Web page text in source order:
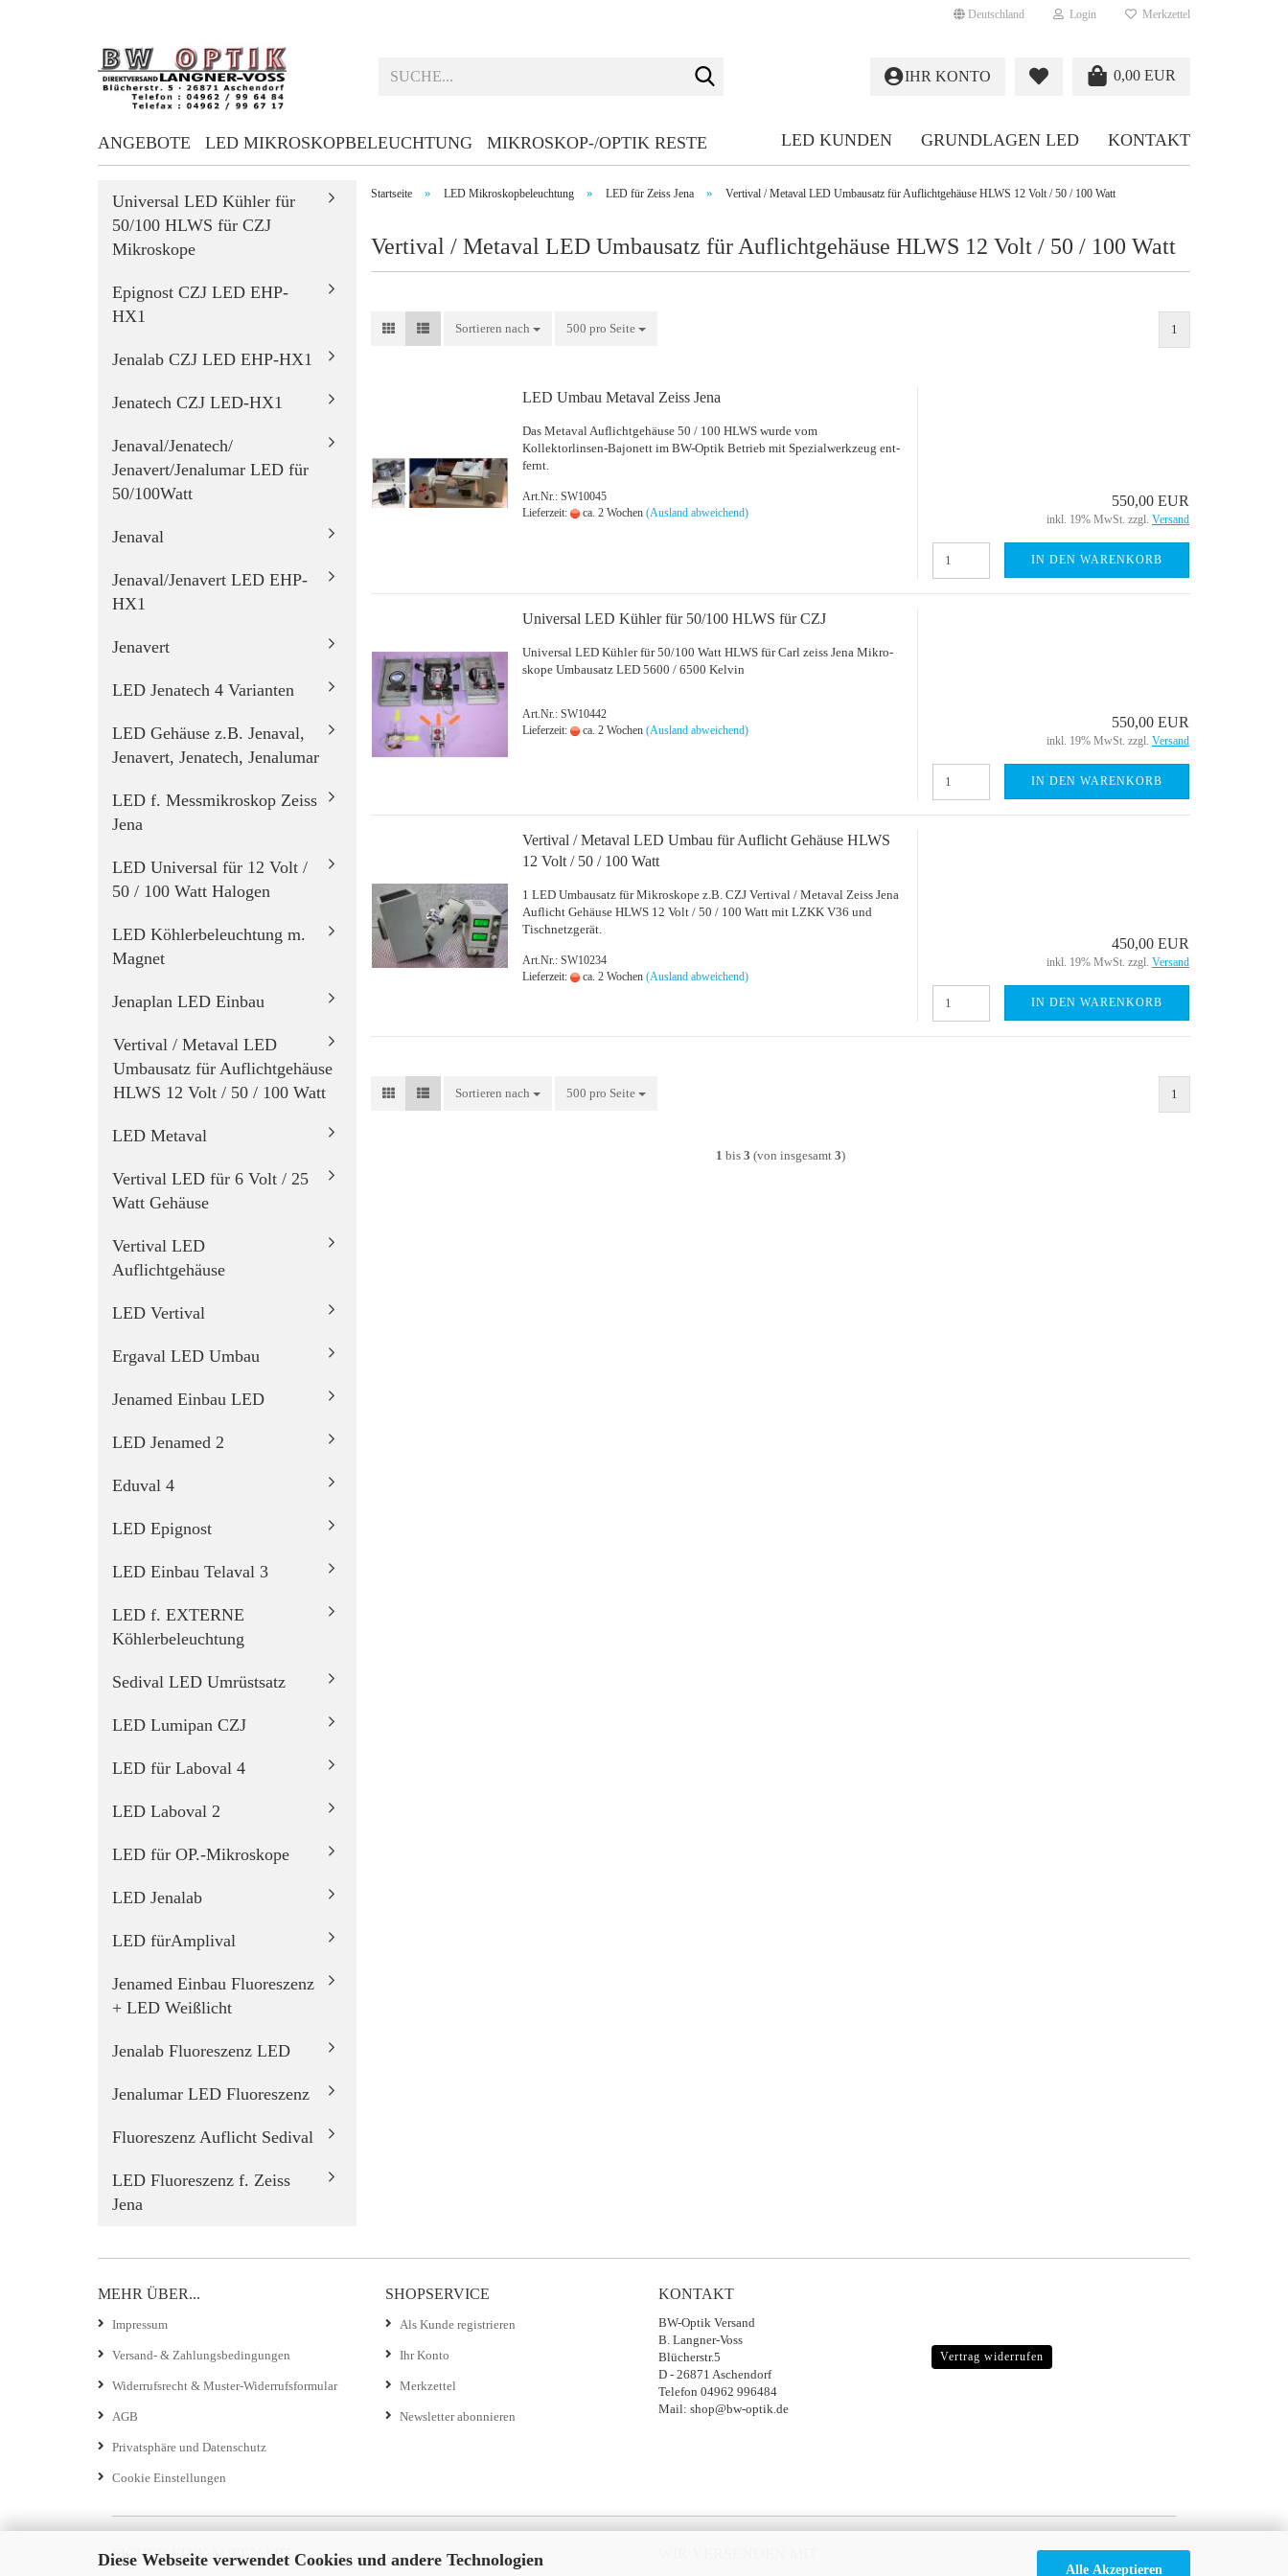
Diese Webseite verwendet Cookies und andere Technologien
Alle Akzeptieren
Deutschland Login Merkzettel
0,00 EUR
IHR KONTO
ANGEBOTE LED MIKROSKOPBELEUCHTUNG MIKROSKOP-/OPTIK RESTE LED KUNDEN GRUNDLAGEN LED KONTAKT
Startseite » LED Mikroskopbeleuchtung » LED für Zeiss Jena » Vertival / Metaval LED Umbausatz für Auflichtgehäuse HLWS 12 Volt / 50 / 100 Watt
Vertival / Metaval LED Umbausatz für Auflichtgehäuse HLWS 12 Volt / 50 / 100 Watt
Sortieren nach
Sortieren nach 500 pro Seite
pro Seite 1
LED Umbau Me­ta­val Zeiss Jena
Das Me­ta­val Auf­licht­ge­häu­se 50 / 100 HLWS wurde vom
Kollektorlinsen-​Bajonett im BW-​Optik Be­trieb mit Spe­zi­al­werk­zeug ent­
fernt.
Art.Nr.: SW10045
Lieferzeit:
ca. 2 Wochen (Ausland abweichend)
550,00 EUR
inkl. 19% MwSt. zzgl. Versand
IN DEN WARENKORB
Uni­ver­sal LED Küh­ler für 50/100 HLWS für CZJ
Uni­ver­sal LED Küh­ler für 50/100 Watt HLWS für Carl zeiss Jena Mi­kro­
sko­pe Um­bau­satz LED 5600 / 6500 Kel­vin
Art.Nr.: SW10442
Lieferzeit:
ca. 2 Wochen (Ausland abweichend) 550,00 EUR
inkl. 19% MwSt. zzgl. Versand
IN DEN WARENKORB
Ver­ti­val / Me­ta­val LED Umbau für Auf­licht Ge­häu­se HLWS
12 Volt / 50 / 100 Watt
1 LED Um­bau­satz für Mi­kro­sko­pe z.B. CZJ Ver­ti­val / Me­ta­val Zeiss Jena
Auf­licht Ge­häu­se HLWS 12 Volt / 50 / 100 Watt mit LZKK V36 und
Tisch­netz­ge­rät.
Art.Nr.: SW10234
Lieferzeit:
ca. 2 Wochen (Ausland abweichend)
450,00 EUR
inkl. 19% MwSt. zzgl. Versand
IN DEN WARENKORB
Sortieren nach
Sortieren nach 500 pro Seite
pro Seite 1
1 bis 3 (von insgesamt 3)
Universal LED Kühler für
50/100 HLWS für CZJ
Mikroskope
Epignost CZJ LED EHP-
HX1
Jenalab CZJ LED EHP-HX1
Jenatech CZJ LED-HX1
Jenaval/Jenatech/
Jenavert/Jenalumar LED für
50/100Watt
Jenaval
Jenaval/Jenavert LED EHP-
HX1
Jenavert
LED Jenatech 4 Varianten
LED Gehäuse z.B. Jenaval,
Jenavert, Jenatech, Jenalumar
LED f. Messmikroskop Zeiss
Jena
LED Universal für 12 Volt /
50 / 100 Watt Halogen
LED Köhlerbeleuchtung m.
Magnet
Jenaplan LED Einbau
Vertival / Metaval LED
Umbausatz für Auflichtgehäuse
HLWS 12 Volt / 50 / 100 Watt
LED Metaval
Vertival LED für 6 Volt / 25
Watt Gehäuse
Vertival LED
Auflichtgehäuse
LED Vertival
Ergaval LED Umbau
Jenamed Einbau LED
LED Jenamed 2
Eduval 4
LED Epignost
LED Einbau Telaval 3
LED f. EXTERNE
Köhlerbeleuchtung
Sedival LED Umrüstsatz
LED Lumipan CZJ
LED für Laboval 4
LED Laboval 2
LED für OP.-Mikroskope
LED Jenalab
LED fürAmplival
Jenamed Einbau Fluoreszenz
+ LED Weißlicht
Jenalab Fluoreszenz LED
Jenalumar LED Fluoreszenz
Fluoreszenz Auflicht Sedival
LED Fluoreszenz f. Zeiss
Jena
MEHR ÜBER...
Impressum
Versand- & Zahlungsbedingungen
Widerrufsrecht & Muster-Widerrufsformular
AGB
Privatsphäre und Datenschutz
Cookie Einstellungen
SHOPSERVICE
Als Kunde registrieren
Ihr Konto
Merkzettel
Newsletter abonnieren
KONTAKT
BW-Optik Versand
B. Langner-Voss
Blücherstr.5
D - 26871 Aschendorf
Telefon 04962 996484
Mail: shop@bw-optik.de
Vertrag widerrufen
SICHER EINKAUFEN MIT